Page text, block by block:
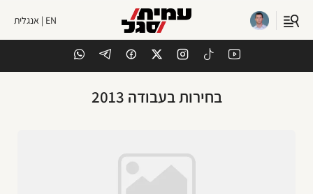
EN | אנגלית
בחירות בעבודה 2013